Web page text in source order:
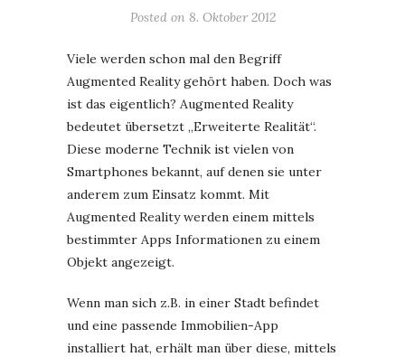
Posted on 8. Oktober 2012
Viele werden schon mal den Begriff
Augmented Reality gehört haben. Doch was
ist das eigentlich? Augmented Reality
bedeutet übersetzt „Erweiterte Realität“.
Diese moderne Technik ist vielen von
Smartphones bekannt, auf denen sie unter
anderem zum Einsatz kommt. Mit
Augmented Reality werden einem mittels
bestimmter Apps Informationen zu einem
Objekt angezeigt.
Wenn man sich z.B. in einer Stadt befindet
und eine passende Immobilien-App
installiert hat, erhält man über diese, mittels